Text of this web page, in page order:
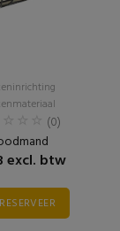
(0)
excl. btw
RESERVEER